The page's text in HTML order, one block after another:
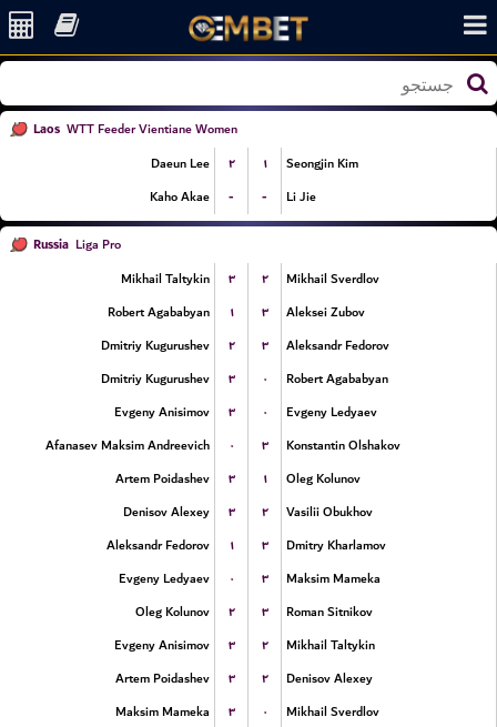
Laos WTT Feeder Vientiane Women
Daeun Lee
۲ ۱
Seongjin Kim
Kaho Akae
- - Li Jie
Russia Liga Pro
Mikhail Taltykin
۳ ۲
Mikhail Sverdlov
Robert Agababyan
۱ ۳
Aleksei Zubov
Dmitriy Kugurushev
۲ ۳
Aleksandr Fedorov
Dmitriy Kugurushev
۳ ۰
Robert Agababyan
Evgeny Anisimov
۳ ۰
Evgeny Ledyaev
Afanasev Maksim Andreevich
۰ ۳
Konstantin Olshakov
Artem Poidashev
۳ ۱
Oleg Kolunov
Denisov Alexey
۳ ۲
Vasilii Obukhov
Aleksandr Fedorov
۱ ۳
Dmitry Kharlamov
Evgeny Ledyaev
۰ ۳
Maksim Mameka
Oleg Kolunov
۲ ۳
Roman Sitnikov
Evgeny Anisimov
۳ ۲
Mikhail Taltykin
Artem Poidashev
۳ ۲
Denisov Alexey
Maksim Mameka
۳ ۰
Mikhail Sverdlov